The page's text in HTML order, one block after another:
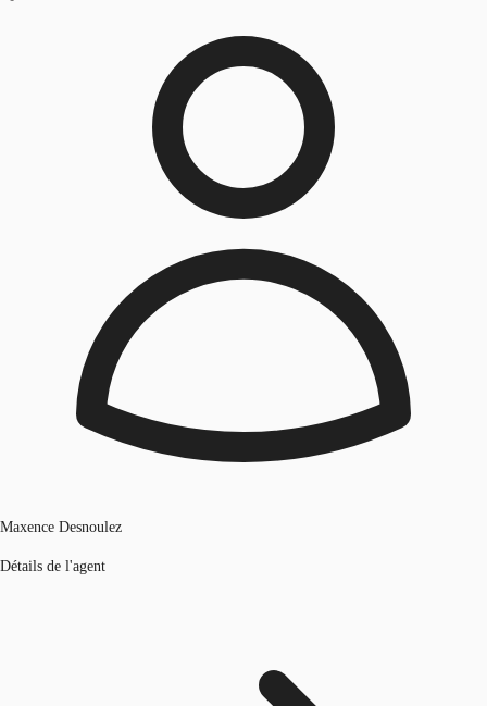
Maxence Desnoulez
Détails de l'agent